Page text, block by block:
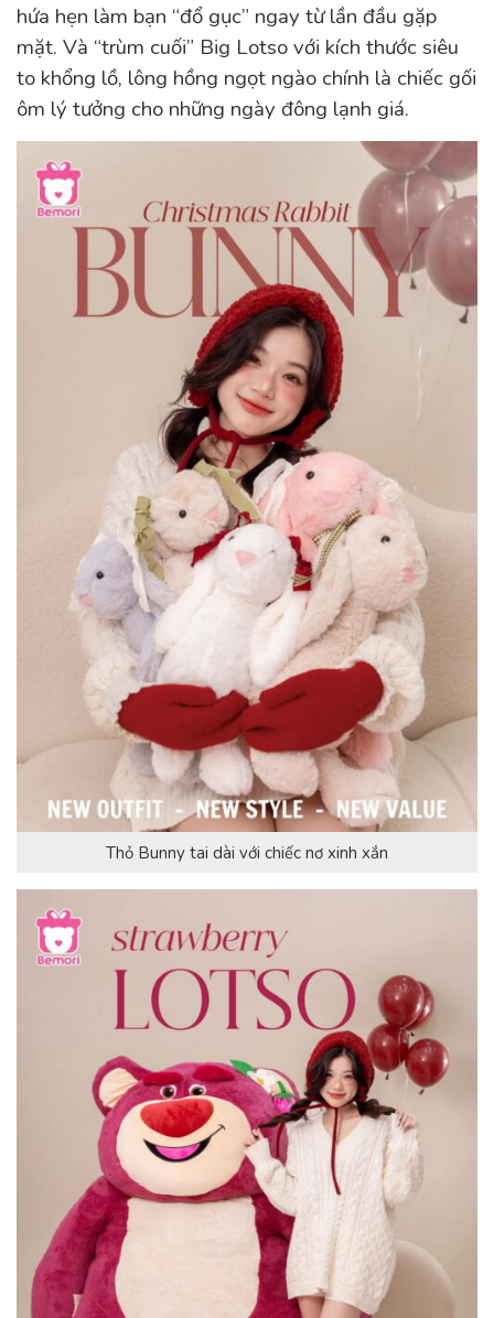
hứa hẹn làm bạn “đổ gục” ngay từ lần đầu gặp
mặt. Và “trùm cuối” Big Lotso với kích thước siêu
to khổng lồ, lông hồng ngọt ngào chính là chiếc gối
ôm lý tưởng cho những ngày đông lạnh giá.
Thỏ Bunny tai dài với chiếc nơ xinh xắn